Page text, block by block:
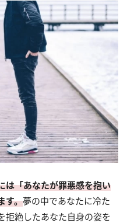
は「あなたが罪悪感を抱い
す。夢の中であなたに冷た
拒絶したあなた自身の姿を